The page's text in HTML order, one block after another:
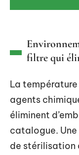
filtre qui
La
agents
éliminent
catalogue.
de stérilisation